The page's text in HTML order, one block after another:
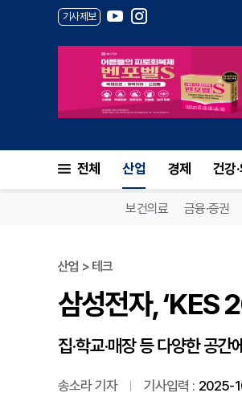
기사제보
전체 산업 경제 건강
보건의료 금융·증권
산업 > 테크
삼성전자, ‘KES
집·학교·매장 등 다양한 공
송소라 기자 기사입력 : 2025-